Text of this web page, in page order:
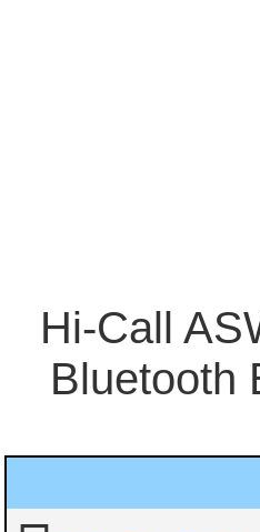
Hi-Call
Bluetooth